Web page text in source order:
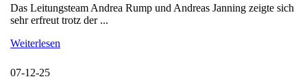
Das Leitungsteam Andrea Rump und Andreas Janning zeigte sich
sehr erfreut trotz der ...
Weiterlesen
07-12-25